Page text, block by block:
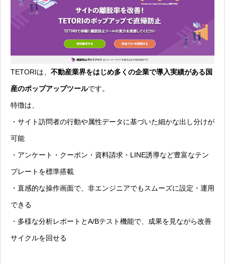
TETORIは、 不動産業界をはじめ多くの企業で導入実績がある国
産のポップアップツールです。
特徴は、
・サイト訪問者の行動や属性データに基づいた細かな出し分けが
可能
・アンケート・クーポン・資料請求・LINE誘導など豊富なテン
プレートを標準搭載
・直感的な操作画面で、非エンジニアでもスムーズに設定・運用
できる
・多様な分析レポートとA/Bテスト機能で、成果を見ながら改善
サイクルを回せる